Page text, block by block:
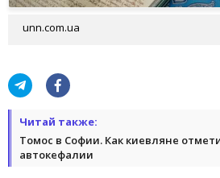
unn.com.ua
Читай также:
Томос в Софии. Как киевляне
автокефалии